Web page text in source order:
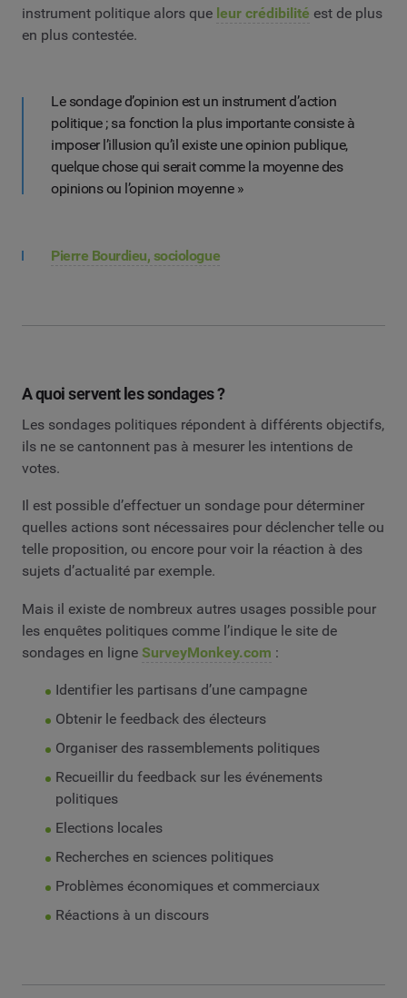
instrument politique alors que leur crédibilité est de plus
en plus contestée.
Le sondage d’opinion est un instrument d’action
politique ; sa fonction la plus importante consiste à
imposer l’illusion qu’il existe une opinion publique,
quelque chose qui serait comme la moyenne des
opinions ou l’opinion moyenne »
Pierre Bourdieu, sociologue
A quoi servent les sondages ?
Les sondages politiques répondent à différents objectifs,
ils ne se cantonnent pas à mesurer les intentions de
votes.
Il est possible d’effectuer un sondage pour déterminer
quelles actions sont nécessaires pour déclencher telle ou
telle proposition, ou encore pour voir la réaction à des
sujets d’actualité par exemple.
Mais il existe de nombreux autres usages possible pour
les enquêtes politiques comme l’indique le site de
sondages en ligne SurveyMonkey.com :
Identifier les partisans d’une campagne
Obtenir le feedback des électeurs
Organiser des rassemblements politiques
Recueillir du feedback sur les événements
politiques
Elections locales
Recherches en sciences politiques
Problèmes économiques et commerciaux
Réactions à un discours